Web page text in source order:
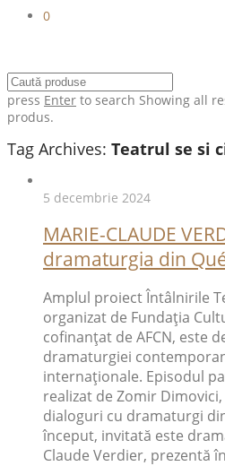
0
press Enter to search Showing all
produs.
Tag Archives: Teatrul se si
5 decembrie 2024
MARIE-CLAUDE
dramaturgia din
Amplul proiect Întâlnirile
organizat de Fundaţia
cofinanţat de AFCN, este
dramaturgiei
internaționale. Episodul
realizat de Zomir
dialoguri cu dramaturgi
început, invitată este
Claude Verdier, prezentă